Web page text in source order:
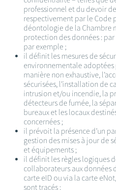
professionnel et du devoir
respectivement par le Code
déontologie de la Chambre
protection des données :
par exemple ;
il définit les mesures de
environnementale adoptées
manière non exhaustive,
sécurisées, l’installation de
intrusion et/ou incendie, la
détecteurs de fumée, la
bureaux et les locaux
concernées ;
il prévoit la présence d’un
gestion des mises à jour de
et équipements ;
il définit les règles logiques
collaborateurs aux données
carte eID ou via la carte
sont tracés ;